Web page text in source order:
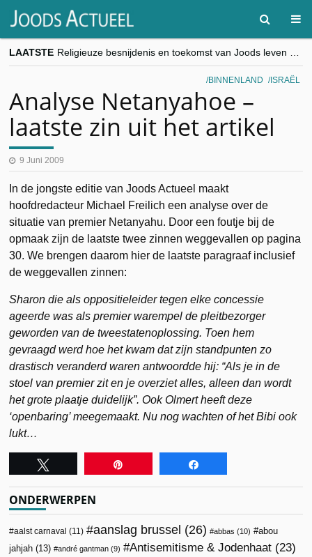
LAATSTE
“Besnijdenisdebat toont hoe moeilijk seculiere Westen minderheden begrijpt”, Jinnih Beels (Vooruit)
CITYTRIP | ROEMENIË – Boekarest: de verrassing van Oost-Europa
BINNENLAND ISRAËL
Analyse Netanyahoe –
laatste zin uit het artikel
9 Juni 2009
In de jongste editie van Joods Actueel maakt
hoofdredacteur Michael Freilich een analyse over de
situatie van premier Netanyahu. Door een foutje bij de
opmaak zijn de laatste twee zinnen weggevallen op pagina
30. We brengen daarom hier de laatste paragraaf inclusief
de weggevallen zinnen:
Sharon die als oppositieleider tegen elke concessie
ageerde was als premier warempel de pleitbezorger
geworden van de tweestatenoplossing. Toen hem
gevraagd werd hoe het kwam dat zijn standpunten zo
drastisch veranderd waren antwoordde hij: “Als je in de
stoel van premier zit en je overziet alles, alleen dan wordt
het grote plaatje duidelijk”. Ook Olmert heeft deze
‘openbaring’ meegemaakt. Nu nog wachten of het Bibi ook
lukt…
ONDERWERPEN
aalst carnaval (11) aanslag brussel (26) abbas (10)
abou
jahjah (13) andré gantman (9) Antisemitisme & Jodenhaat (23)